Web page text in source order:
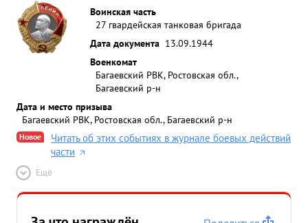
Воинская часть
27 гвардейская танковая бригада
Дата документа 13.09.1944
Военкомат
Багаевский РВК, Ростовская обл.,
Багаевский р-н
Дата и место призыва
Багаевский РВК, Ростовская обл., Багаевский р-н
Новое
Читать об этих событиях в журнале боевых действий
части
Ещё